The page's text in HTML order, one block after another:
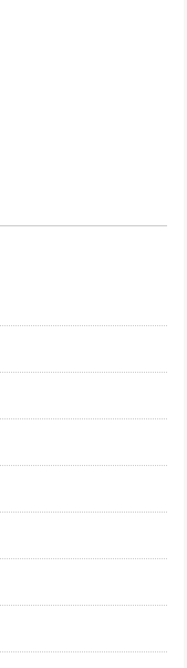
た。 朝 車で通勤時
右の踵部分の底
。スーパーで歩く
いきました。 帰っ
の1時間も満たな
ですがショップの
選び直しました。 と
のブランドは決し
ころにはない満足感
購入させて頂きたい
TGE592【ﾚﾃﾞｨｰｽ/受注生産可】MOOMIN×Estacion～エスタシオン～・リトルミイモチーフ本革パンプス